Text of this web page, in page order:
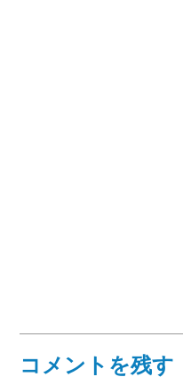
コメントを残す